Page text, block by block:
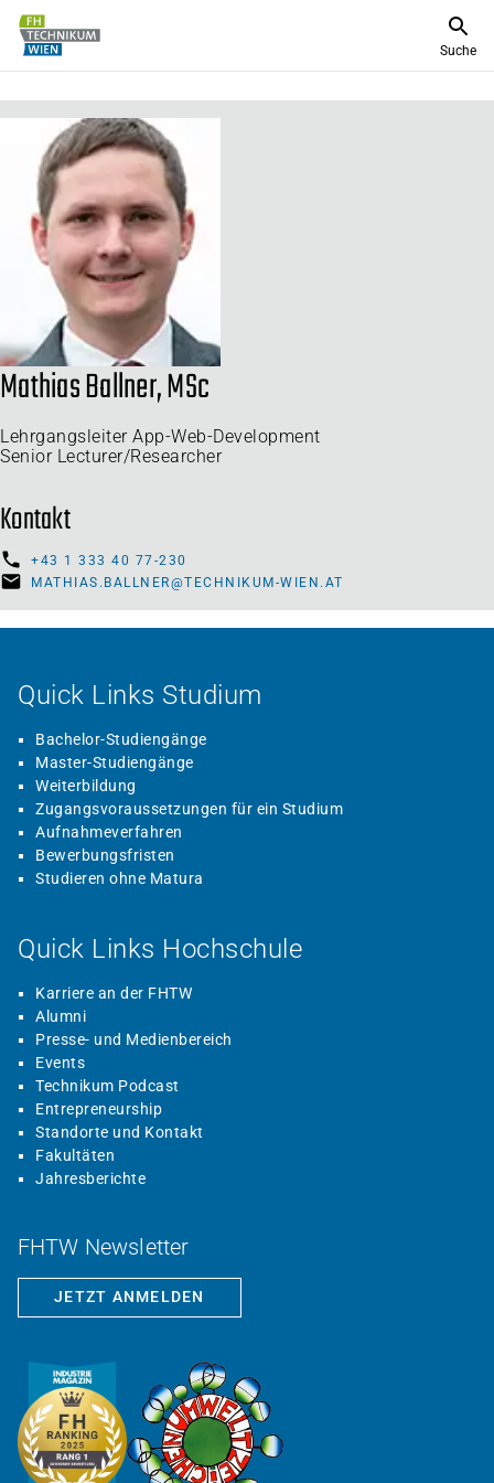
Suche
Mathias Ballner, MSc
Lehrgangsleiter App-Web-Development
Senior Lecturer/Researcher
Kontakt
+43 1 333 40 77-230
MATHIAS.BALLNER@TECHNIKUM-WIEN.AT
Quick Links Studium
Bachelor-Studiengänge
Master-Studiengänge
Weiterbildung
Zugangsvoraussetzungen für ein Studium
Aufnahmeverfahren
Bewerbungsfristen
Studieren ohne Matura
Quick Links Hochschule
Karriere an der FHTW
Alumni
Presse- und Medienbereich
Events
Technikum Podcast
Entrepreneurship
Standorte und Kontakt
Fakultäten
Jahresberichte
FHTW Newsletter
JETZT ANMELDEN